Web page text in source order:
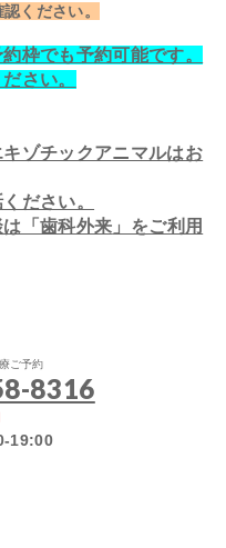
ください。
枠でも予約可能です。
さい。
ゾチックアニマルはお
ださい。
は「歯科外来 」をご利用
ご予約
8316
19:00